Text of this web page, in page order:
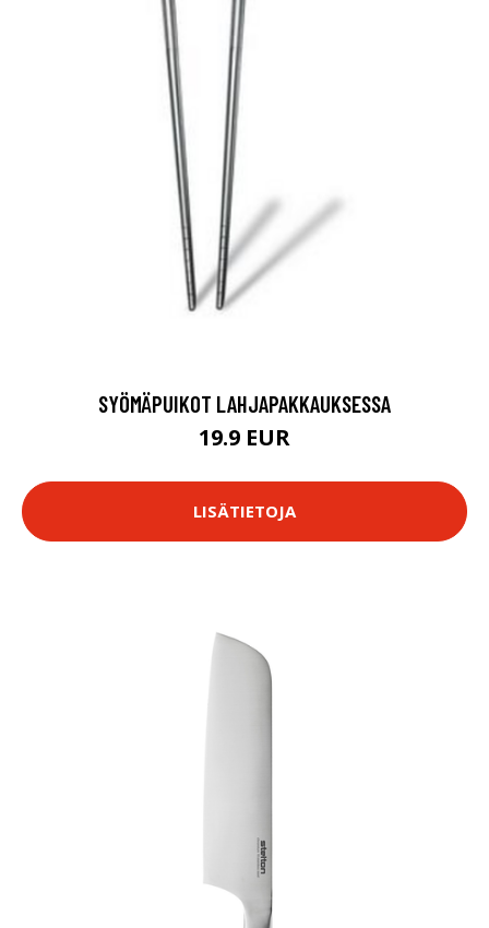
SYÖMÄPUIKOT LAHJAPAKKAUKSESSA
19.9 EUR
LISÄTIETOJA